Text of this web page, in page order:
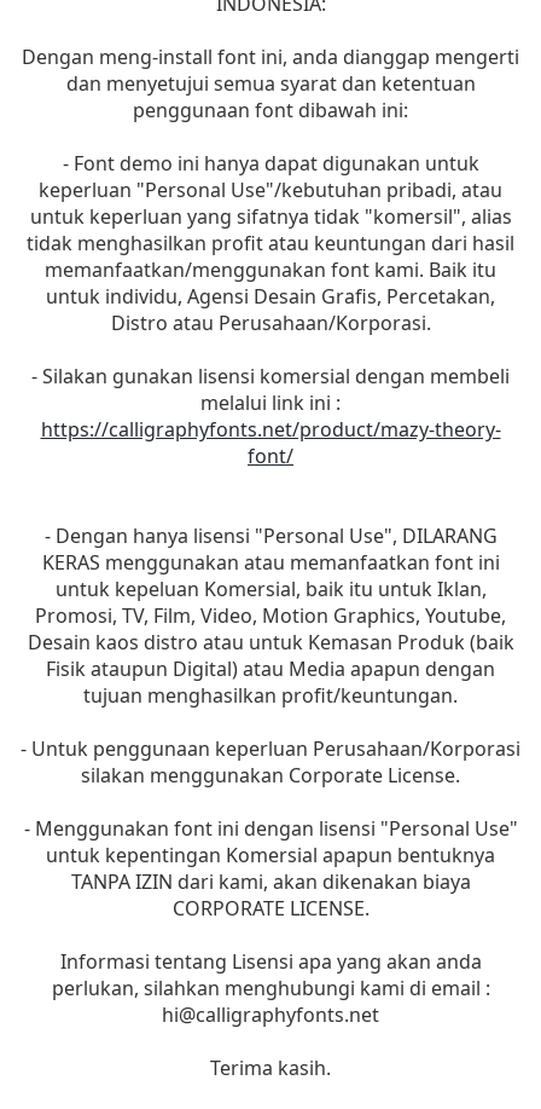
Dengan meng-install font ini, anda dianggap mengerti
dan menyetujui semua syarat dan ketentuan
penggunaan font dibawah ini:
- Font demo ini hanya dapat digunakan untuk
keperluan "Personal Use"/kebutuhan pribadi, atau
untuk keperluan yang sifatnya tidak "komersil", alias
tidak menghasilkan profit atau keuntungan dari hasil
memanfaatkan/menggunakan font kami. Baik itu
untuk individu, Agensi Desain Grafis, Percetakan,
Distro atau Perusahaan/Korporasi.
- Silakan gunakan lisensi komersial dengan membeli
melalui link ini :
https://calligraphyfonts.net/product/mazy-theory-
font/
- Dengan hanya lisensi "Personal Use", DILARANG
KERAS menggunakan atau memanfaatkan font ini
untuk kepeluan Komersial, baik itu untuk Iklan,
Promosi, TV, Film, Video, Motion Graphics, Youtube,
Desain kaos distro atau untuk Kemasan Produk (baik
Fisik ataupun Digital) atau Media apapun dengan
tujuan menghasilkan profit/keuntungan.
- Untuk penggunaan keperluan Perusahaan/Korporasi
silakan menggunakan Corporate License.
- Menggunakan font ini dengan lisensi "Personal Use"
untuk kepentingan Komersial apapun bentuknya
TANPA IZIN dari kami, akan dikenakan biaya
CORPORATE LICENSE.
Informasi tentang Lisensi apa yang akan anda
perlukan, silahkan menghubungi kami di email :
hi@calligraphyfonts.net
Terima kasih.